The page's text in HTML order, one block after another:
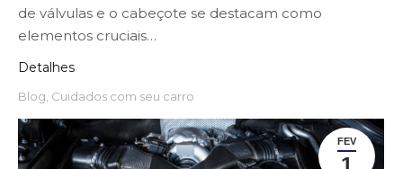
de válvulas e o cabeçote se destacam como
elementos cruciais…
Detalhes
Blog Cuidados com seu carro
FEV